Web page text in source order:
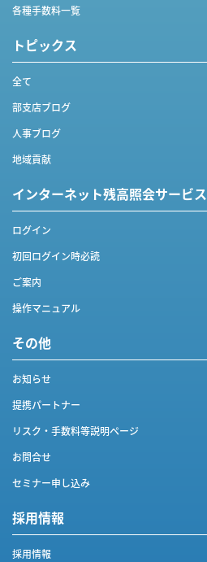
各種手数料一覧
トピックス
全て
部支店ブログ
人事ブログ
地域貢献
インターネット残高照会サービス
ログイン
初回ログイン時必読
ご案内
操作マニュアル
その他
お知らせ
提携パートナー
リスク・手数料等説明ページ
お問合せ
セミナー申し込み
採用情報
採用情報